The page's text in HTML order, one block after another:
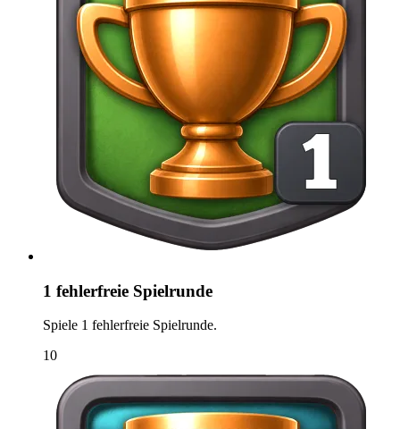
1 fehlerfreie Spielrunde
Spiele 1 fehlerfreie Spielrunde.
10